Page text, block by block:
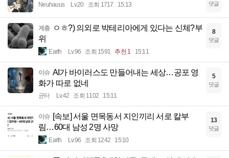
Neuhauus Lv.20 조회 1717 15:13 댓글
계층
ㅇㅎ?) 의외로 박테리아에게 있다는 신체?부
위
Earth Lv.96 조회 1591 추천 1 15:11
8
댓글
이슈 AI가 바이러스도 만들어내는 세상…공포 영
화가 따로 없네
균터 Lv.42 조회 1102 15:11
5
댓글
이슈 [속보] 서울 면목동서 지인끼리 서로 칼부
림…60대 남성 2명 사망
Earth Lv.96 조회 1242 15:10
13
댓글